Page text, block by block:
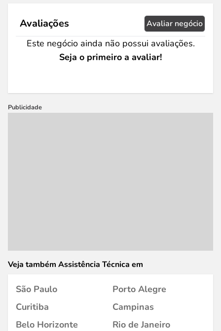
Avaliações Avaliar negócio
Este negócio ainda não possui avaliações.
Seja o primeiro a avaliar!
Publicidade
Veja também Assistência Técnica em
São Paulo
Porto Alegre
Curitiba
Campinas
Belo Horizonte
Rio de Janeiro